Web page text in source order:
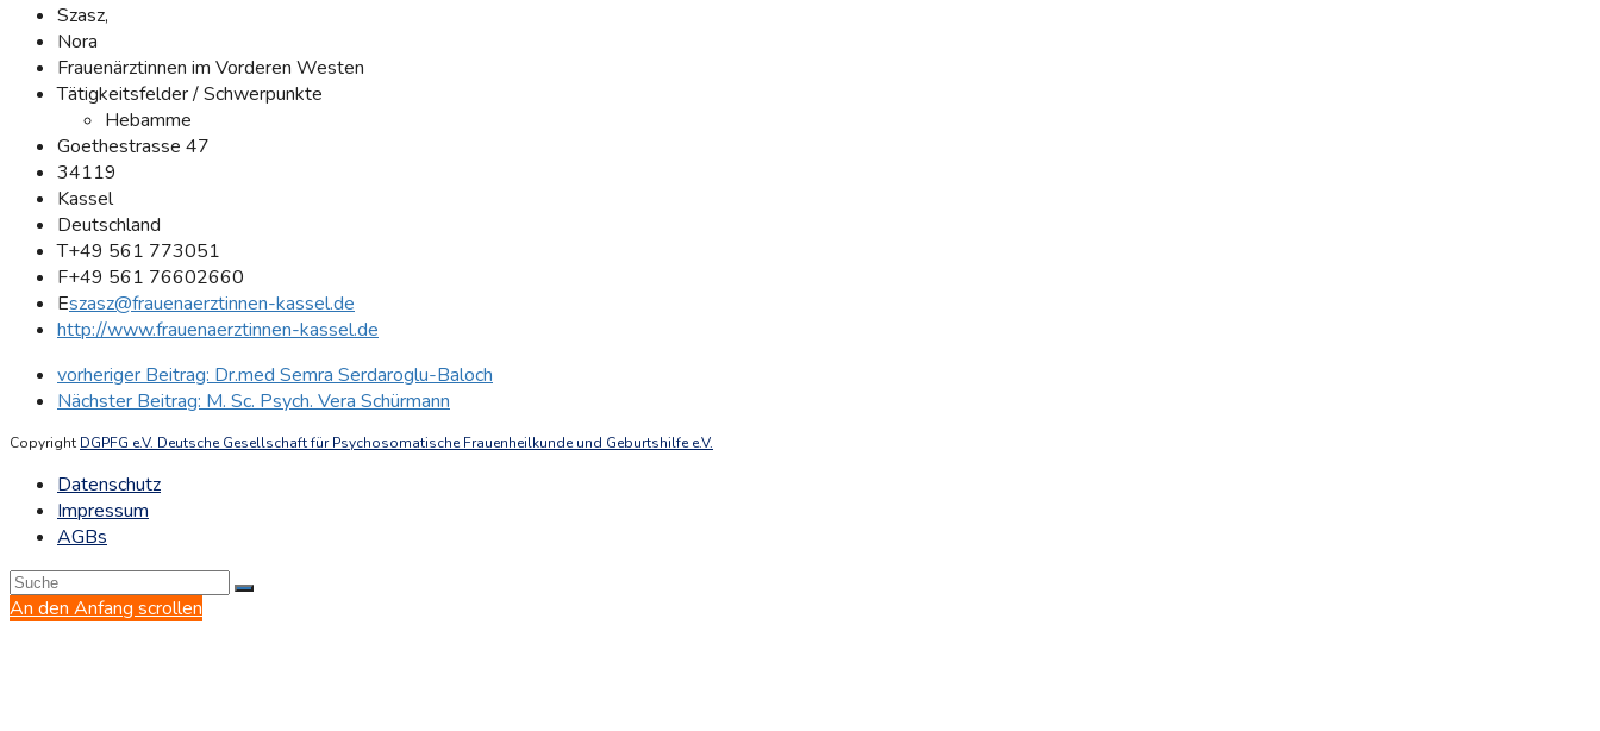
Szasz,
Nora
Frauenärztinnen im Vorderen Westen
Tätigkeitsfelder / Schwerpunkte
Hebamme
Goethestrasse 47
34119
Kassel
Deutschland
T+49 561 773051
F+49 561 76602660
Eszasz@frauenaerztinnen-kassel.de
http://www.frauenaerztinnen-kassel.de
vorheriger Beitrag: Dr.med Semra Serdaroglu-Baloch
Nächster Beitrag: M. Sc. Psych. Vera Schürmann
Copyright DGPFG e.V. Deutsche Gesellschaft für Psychosomatische Frauenheilkunde und Geburtshilfe e.V.
Datenschutz
Impressum
AGBs
An den Anfang scrollen